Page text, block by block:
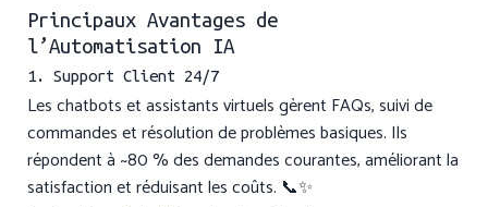
Principaux Avantages de
l’Automatisation IA
1. Support Client 24/7
Les chatbots et assistants virtuels gèrent FAQs, suivi de
commandes et résolution de problèmes basiques. Ils
répondent à ~80 % des demandes courantes, améliorant la
satisfaction et réduisant les coûts. 📞✨